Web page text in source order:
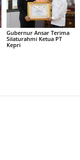
Gubernur Ansar Terima
Silaturahmi Ketua PT
Kepri